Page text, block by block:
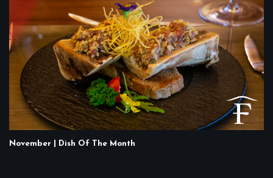
November | Dish Of The Month